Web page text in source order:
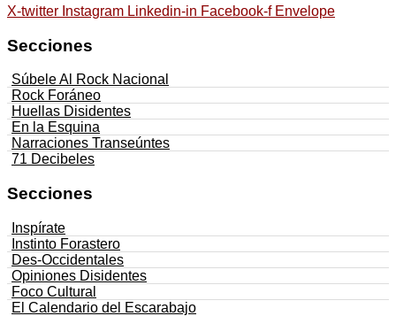
X-twitter Instagram Linkedin-in Facebook-f Envelope
Secciones
Súbele Al Rock Nacional
Rock Foráneo
Huellas Disidentes
En la Esquina
Narraciones Transeúntes
71 Decibeles
Secciones
Inspírate
Instinto Forastero
Des-Occidentales
Opiniones Disidentes
Foco Cultural
El Calendario del Escarabajo